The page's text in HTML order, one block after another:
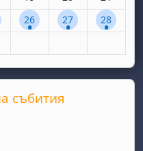
септември
септември
24 септември
четвъртък, 25
1 събитие, петък, 26
26 1 събитие,
27 128
септември
събития